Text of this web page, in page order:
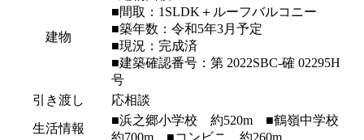
建物
■間取：1SLDK＋ルーフバルコニー
■築年数：令和5年3月予定
■現況：完成済
■建築確認番号：第 2022SBC-確 02295H
号
引き渡し
応相談
生活情報
■浜之郷小学校 約520m ■鶴嶺中学校
約700m ■コンビニ 約260m